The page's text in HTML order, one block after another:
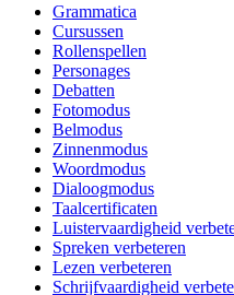
Grammatica
Cursussen
Rollenspellen
Personages
Debatten
Fotomodus
Belmodus
Zinnenmodus
Woordmodus
Dialoogmodus
Taalcertificaten
Luistervaardigheid
Spreken verbeteren
Lezen verbeteren
Schrijfvaardigheid